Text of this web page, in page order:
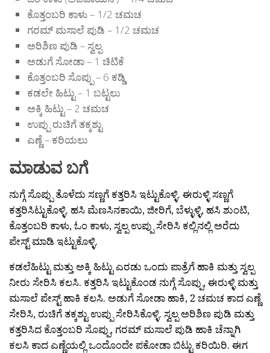
ಕೊತ್ತಂಬರಿ ಕಾಳು – 1/2 ಚಮಚ
ಗರಮ್ ಮಸಾಲೆ ಪುಡಿ – 1/2 ಚಮಚ
ಅರಿಶಿಣ ಪುಡಿ – ಸ್ವಲ್ಪ
ಅಡುಗೆ ಸೋಡಾ – 1 ಚಿಟಿಕೆ
ಕೊತ್ತಂಬರಿ ಸೊಪ್ಪು – 6 ಕಡ್ಡಿ
ಕಡಲೇ ಹಿಟ್ಟು – 1 ಬಟ್ಟಲು
ಅಕ್ಕಿ ಹಿಟ್ಟು – 2 ಚಮಚ
ಉಪ್ಪು ರುಚಿಗೆ ತಕ್ಕಶ್ಟು
ಎಣ್ಣೆ – ಕರಿಯಲು
ಮಾಡುವ ಬಗೆ
ನುಗ್ಗೆ ಸೊಪ್ಪು ತೊಳೆದು ಸಣ್ಣಗೆ ಕತ್ತರಿಸಿ ಇಟ್ಟುಕೊಳ್ಳಿ. ಈರುಳ್ಳಿ ಸಣ್ಣಗೆ
ಕತ್ತರಿಸಿಟ್ಟುಕೊಳ್ಳಿ. ಹಸಿ ಮೆಣಸಿನಕಾಯಿ, ಜೀರಿಗೆ, ಬೆಳ್ಳುಳ್ಳಿ, ಹಸಿ ಶುಂಟಿ,
ಕೊತ್ತಂಬರಿ ಕಾಳು, ಓಂ ಕಾಳು, ಸ್ವಲ್ಪ ಉಪ್ಪು ಸೇರಿಸಿ ಕಲ್ಲಿನಲ್ಲಿ ಅರೆದು
ಪೇಸ್ಟ್ ಮಾಡಿ ಇಟ್ಟುಕೊಳ್ಳಿ.
ಕಡಲೆಹಿಟ್ಟು ಮತ್ತು ಅಕ್ಕಿ ಹಿಟ್ಟು ಎರಡು ಒಂದು ಪಾತ್ರೆಗೆ ಹಾಕಿ ಮತ್ತು ಸ್ವಲ್ಪ
ನೀರು ಸೇರಿಸಿ ಕಲಸಿ. ಕತ್ತರಿಸಿ ಇಟ್ಟುಕೊಂಡ ನುಗ್ಗೆ ಸೊಪ್ಪು, ಈರುಳ್ಳಿ ಮತ್ತು
ಮಸಾಲೆ ಪೇಸ್ಟ್ ಹಾಕಿ ಕಲಸಿ. ಅಡುಗೆ ಸೋಡಾ ಹಾಕಿ, 2 ಚಮಚ ಕಾದ ಎಣ್ಣೆ
ಸೇರಿಸಿ, ರುಚಿಗೆ ತಕ್ಕಶ್ಟು ಉಪ್ಪು ಸೇರಿಸಿಕೊಳ್ಳಿ. ಸ್ವಲ್ಪ ಅರಿಶಿಣ ಪುಡಿ ಮತ್ತು
ಕತ್ತರಿಸಿದ ಕೊತ್ತಂಬರಿ ಸೊಪ್ಪು, ಗರಮ್ ಮಸಾಲೆ ಪುಡಿ ಹಾಕಿ ಚೆನ್ನಾಗಿ
ಕಲಸಿ ಕಾದ ಎಣ್ಣೆಯಲ್ಲಿ ಒಂದೊಂದೇ ಪಕೋಡಾ ಬಿಟ್ಟು ಕರಿಯಿರಿ. ಈಗ